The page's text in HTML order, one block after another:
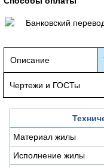
Банковский
Описание
Чертежи и ГОСТы
Материал жилы
Исполнение жилы